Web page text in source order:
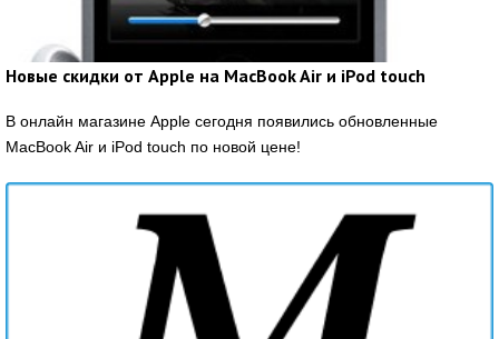
Новые скидки от Apple на MacBook Air и iPod touch
В онлайн магазине Apple сегодня появились обновленные
MacBook Air и iPod touch по новой цене!